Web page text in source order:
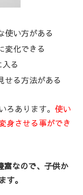
使い方がある
変化できる
る
せる方法がある
ろあります。 使い
身させる事ができ
富なので、子供か
す。